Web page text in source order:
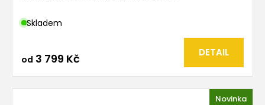
Skladem
od 3 799 Kč DETAIL
Novinka